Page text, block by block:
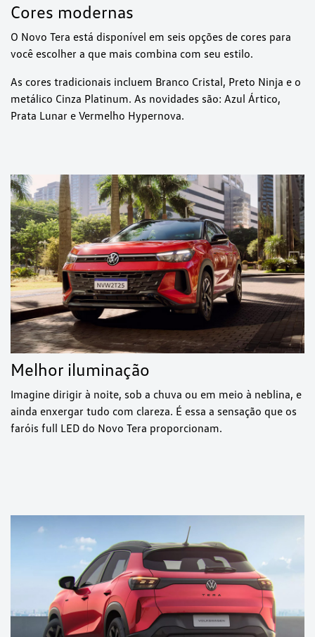
Cores modernas
O Novo Tera está disponível em seis opções de cores para
você escolher a que mais combina com seu estilo.
As cores tradicionais incluem Branco Cristal, Preto Ninja e o
metálico Cinza Platinum. As novidades são: Azul Ártico,
Prata Lunar e Vermelho Hypernova.
Melhor iluminação
Imagine dirigir à noite, sob a chuva ou em meio à neblina, e
ainda enxergar tudo com clareza. É essa a sensação que os
faróis full LED do Novo Tera proporcionam.